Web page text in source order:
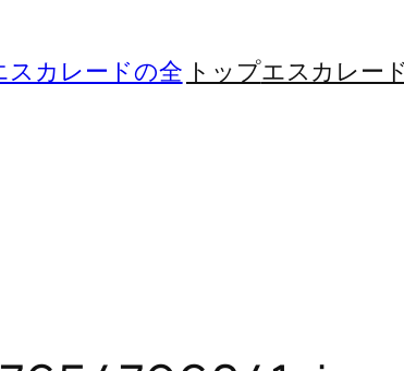
スカレードの全 トップエスカレー